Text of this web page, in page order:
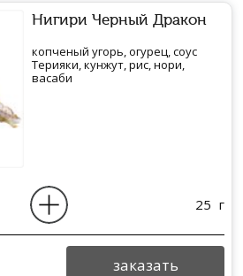
Нигири Черный Дракон
копченый угорь, огурец, соус
Терияки, кунжут, рис, нори,
васаби
25 г
заказать